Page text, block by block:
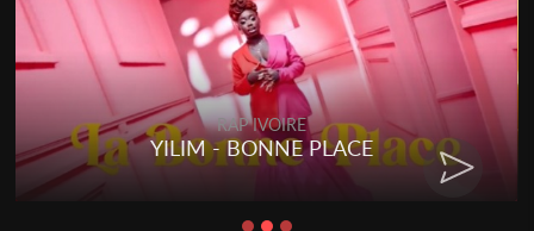
RAP IVOIRE
YILIM - BONNE PLACE